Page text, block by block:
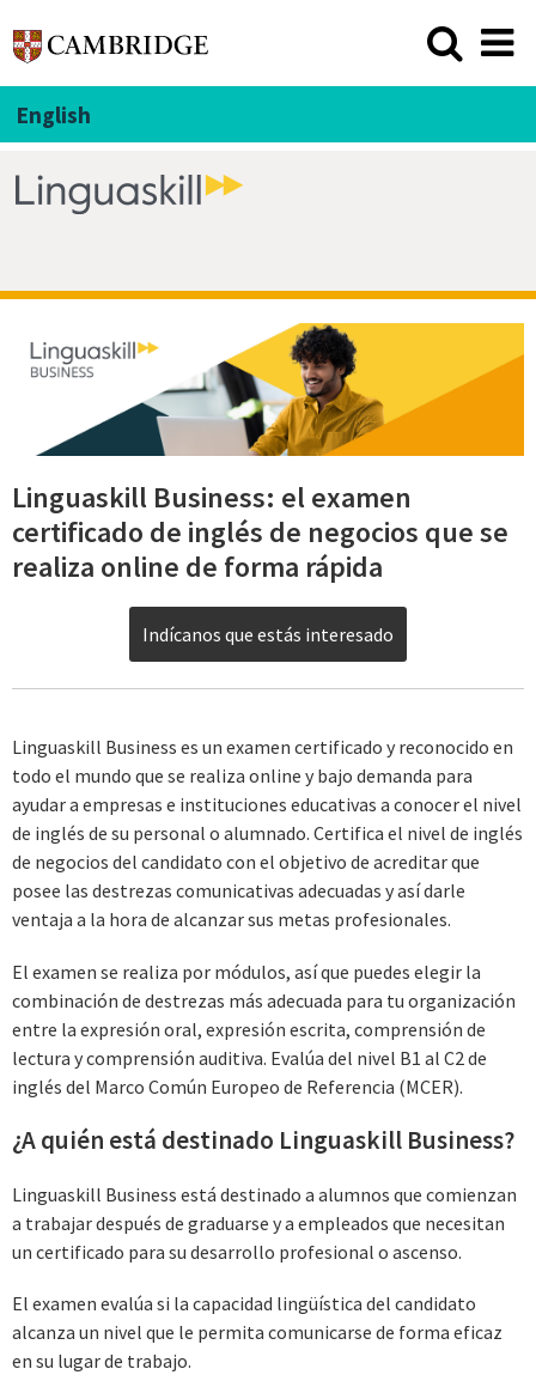
English
Linguaskill Business: el examen
certificado de inglés de negocios que se
realiza online de forma rápida
Indícanos que estás interesado
Linguaskill Business es un examen certificado y reconocido en
todo el mundo que se realiza online y bajo demanda para
ayudar a empresas e instituciones educativas a conocer el nivel
de inglés de su personal o alumnado. Certifica el nivel de inglés
de negocios del candidato con el objetivo de acreditar que
posee las destrezas comunicativas adecuadas y así darle
ventaja a la hora de alcanzar sus metas profesionales.
El examen se realiza por módulos, así que puedes elegir la
combinación de destrezas más adecuada para tu organización
entre la expresión oral, expresión escrita, comprensión de
lectura y comprensión auditiva. Evalúa del nivel B1 al C2 de
inglés del Marco Común Europeo de Referencia (MCER).
¿A quién está destinado Linguaskill Business?
Linguaskill Business está destinado a alumnos que comienzan
a trabajar después de graduarse y a empleados que necesitan
un certificado para su desarrollo profesional o ascenso.
El examen evalúa si la capacidad lingüística del candidato
alcanza un nivel que le permita comunicarse de forma eficaz
en su lugar de trabajo.